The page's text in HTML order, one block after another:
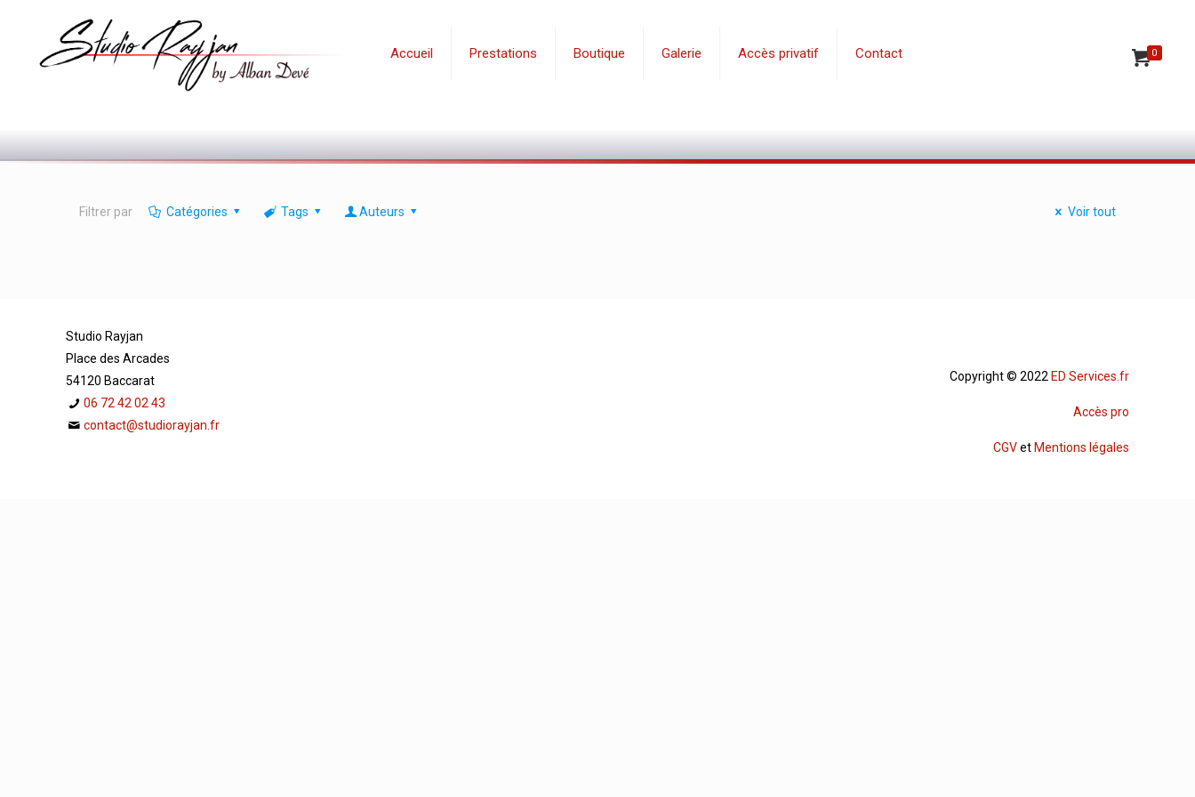
Accueil Prestations Boutique Galerie Accès privatif Contact 0
Filtrer par Catégories Tags Auteurs Voir tout
Studio Rayjan
Place des Arcades
54120 Baccarat
06 72 42 02 43
contact@studiorayjan.fr
Copyright © 2022 ED Services.fr
Accès pro
CGVet Mentions légales